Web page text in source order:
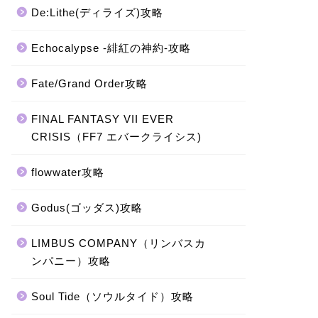
De:Lithe(ディライズ)攻略
Echocalypse -緋紅の神約-攻略
Fate/Grand Order攻略
FINAL FANTASY VII EVER
CRISIS（FF7 エバークライシス)
flowwater攻略
Godus(ゴッダス)攻略
LIMBUS COMPANY（リンバスカ
ンパニー）攻略
Soul Tide（ソウルタイド）攻略